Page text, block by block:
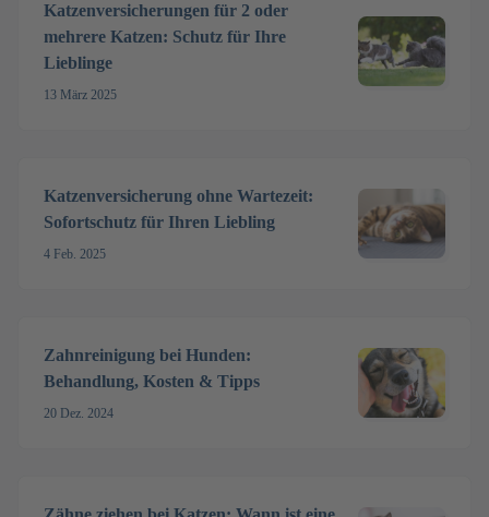
Katzenversicherungen für 2 oder
mehrere Katzen: Schutz für Ihre
Lieblinge
13 März 2025
Katzenversicherung ohne Wartezeit:
Sofortschutz für Ihren Liebling
4 Feb. 2025
Zahnreinigung bei Hunden:
Behandlung, Kosten & Tipps
20 Dez. 2024